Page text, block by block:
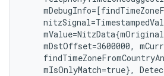
mDstOffset=3600000,
mIsOnlyMatch=true},